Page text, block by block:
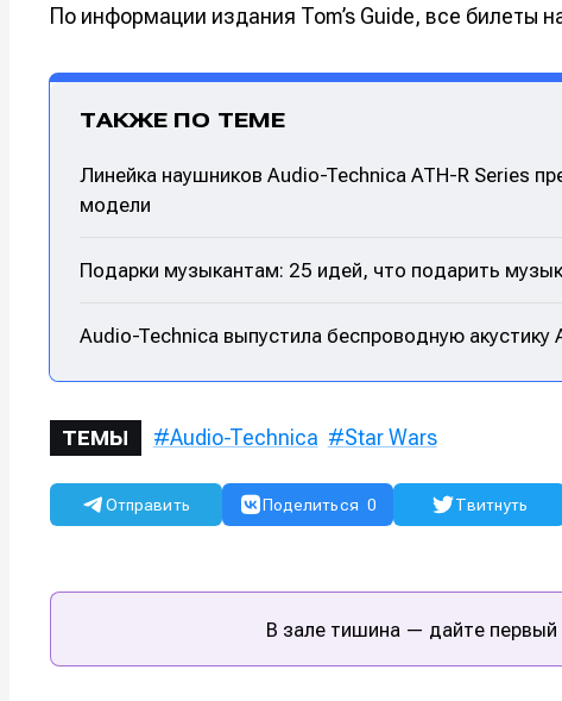
По информации издания Tom’s Guide, все билеты
ТАКЖЕ ПО ТЕМЕ
Линейка наушников Audio-Technica ATH-R Series
модели
Подарки музыкантам: 25 идей, что подарить
Audio-Technica выпустила беспроводную
ТЕМЫ Audio-Technica Star Wars
Отправить Поделиться 0 Твитнуть
В зале тишина — дайте